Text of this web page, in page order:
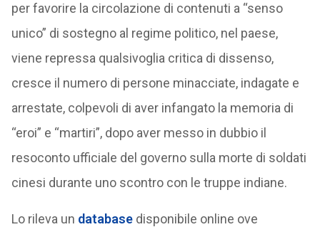
per favorire la circolazione di contenuti a “senso
unico” di sostegno al regime politico, nel paese,
viene repressa qualsivoglia critica di dissenso,
cresce il numero di persone minacciate, indagate e
arrestate, colpevoli di aver infangato la memoria di
“eroi” e “martiri”, dopo aver messo in dubbio il
resoconto ufficiale del governo sulla morte di soldati
cinesi durante uno scontro con le truppe indiane.
Lo rileva un databasedisponibile online ove